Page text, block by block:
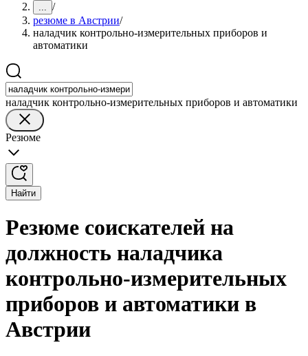
... /
резюме в Австрии/
наладчик контрольно-измерительных приборов и
автоматики
наладчик контрольно-измерительных приборов и автоматики
Резюме
Найти
Резюме соискателей на
должность наладчика
контрольно-измерительных
приборов и автоматики в
Австрии